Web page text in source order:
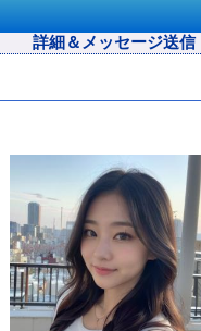
詳細＆メッセージ送信